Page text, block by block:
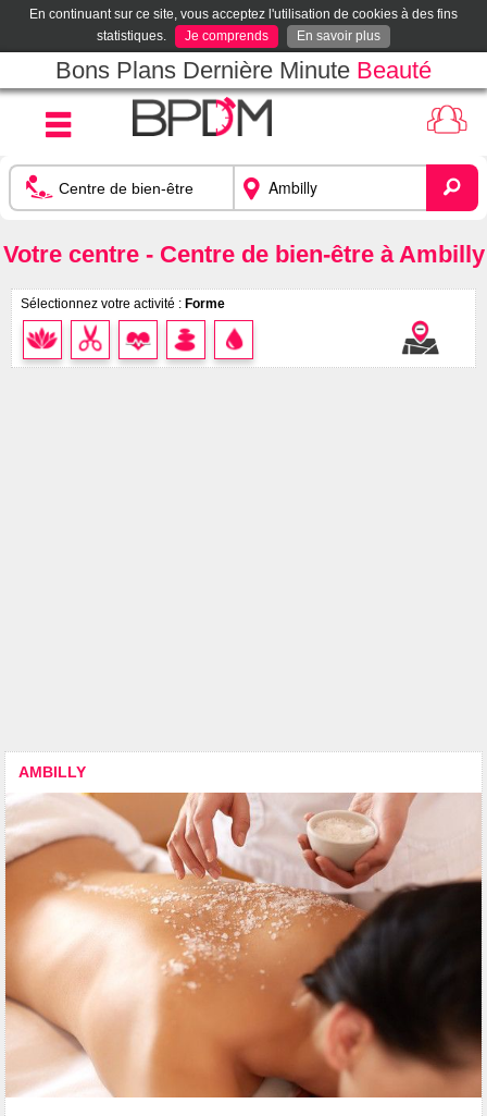
En continuant sur ce site, vous acceptez l'utilisation de cookies à des fins
statistiques.
Je comprends En savoir plus
Bons Plans Dernière Minute Beauté
Votre centre - Centre de bien-être à Ambilly
Sélectionnez votre activité : Forme
AMBILLY